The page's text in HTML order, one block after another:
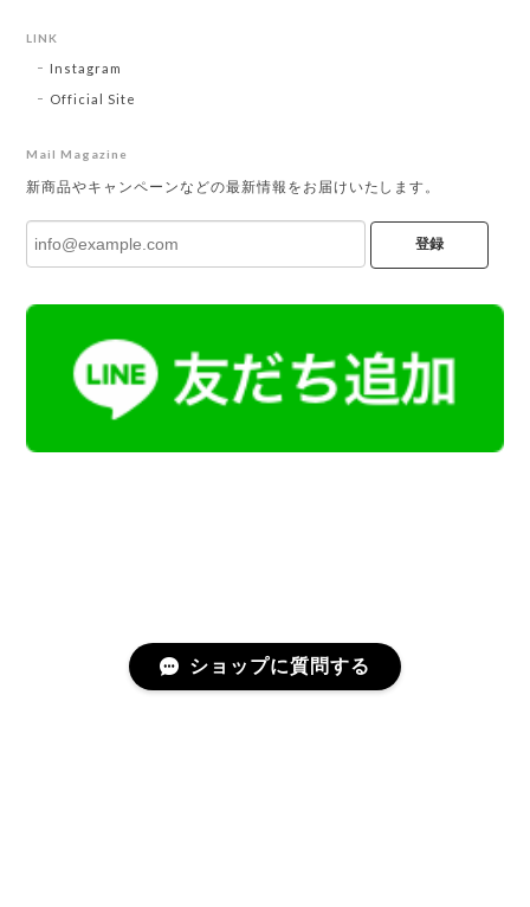
LINK
Instagram
Official Site
Mail Magazine
新商品やキャンペーンなどの最新情報をお届けいたします。
登録
ショップに質問する